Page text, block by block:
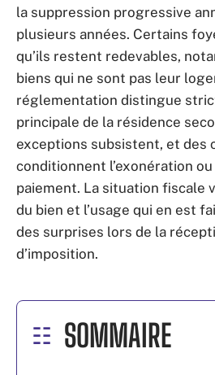
la suppression progressive
plusieurs années. Certains
qu’ils restent redevables,
biens qui ne sont pas leur
réglementation distingue
principale de la résidence
exceptions subsistent, et des
conditionnent l’exonération
paiement. La situation fiscale
du bien et l’usage qui en est
des surprises lors de la
d’imposition.
SOMMAIRE